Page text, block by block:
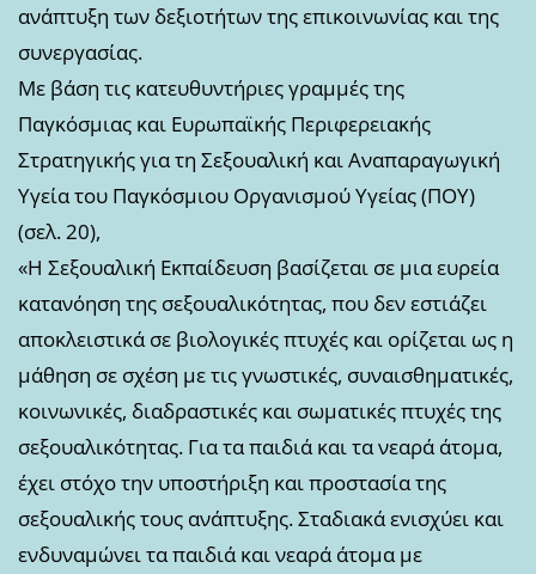
ανάπτυξη των δεξιοτήτων της επικοινωνίας και της
συνεργασίας.
Με βάση τις κατευθυντήριες γραμμές της
Παγκόσμιας και Ευρωπαϊκής Περιφερειακής
Στρατηγικής για τη Σεξουαλική και Αναπαραγωγική
Υγεία του Παγκόσμιου Οργανισμού Υγείας (ΠΟΥ)
(σελ. 20),
«Η Σεξουαλική Εκπαίδευση βασίζεται σε μια ευρεία
κατανόηση της σεξουαλικότητας, που δεν εστιάζει
αποκλειστικά σε βιολογικές πτυχές και ορίζεται ως η
μάθηση σε σχέση με τις γνωστικές, συναισθηματικές,
κοινωνικές, διαδραστικές και σωματικές πτυχές της
σεξουαλικότητας. Για τα παιδιά και τα νεαρά άτομα,
έχει στόχο την υποστήριξη και προστασία της
σεξουαλικής τους ανάπτυξης. Σταδιακά ενισχύει και
ενδυναμώνει τα παιδιά και νεαρά άτομα με